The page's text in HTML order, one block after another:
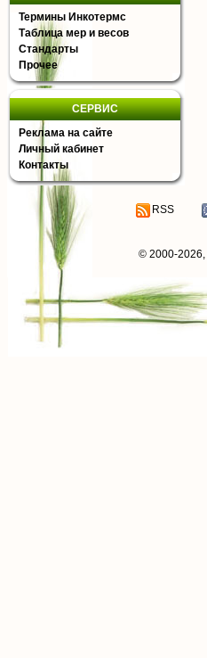
Термины Инкотермс
Таблица мер и весов
Стандарты
Прочее
СЕРВИС
Реклама на сайте
Личный кабинет
Контакты
RSS
© 2000-2026,